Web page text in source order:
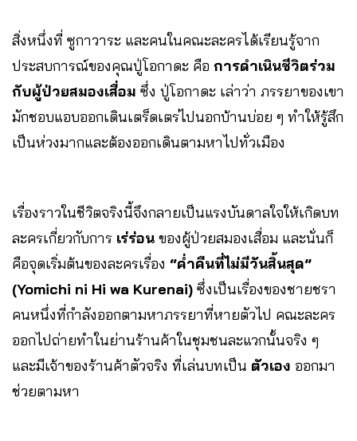
สิ่งหนึ่งที่ ซูกาวาระ และคนในคณะละครได้เรียนรู้จาก
ประสบการณ์ของคุณปู่โอกาดะ คือ การดำเนินชีวิตร่วม
กับผู้ป่วยสมองเสื่อม ซึ่ง ปู่โอกาดะ เล่าว่า ภรรยาของเขา
มักชอบแอบออกเดินเตร็ดเตร่ไปนอกบ้านบ่อย ๆ ทำให้รู้สึก
เป็นห่วงมากและต้องออกเดินตามหาไปทั่วเมือง
เรื่องราวในชีวิตจริงนี้จึงกลายเป็นแรงบันดาลใจให้เกิดบท
ละครเกี่ยวกับการ เร่ร่อน ของผู้ป่วยสมองเสื่อม และนั่นก็
คือจุดเริ่มต้นของละครเรื่อง “ค่ำคืนที่ไม่มีวันสิ้นสุด”
(Yomichi ni Hi wa Kurenai) ซึ่งเป็นเรื่องของชายชรา
คนหนึ่งที่กำลังออกตามหาภรรยาที่หายตัวไป คณะละคร
ออกไปถ่ายทำในย่านร้านค้าในชุมชนละแวกนั้นจริง ๆ
และมีเจ้าของร้านค้าตัวจริง ที่เล่นบทเป็น ตัวเอง ออกมา
ช่วยตามหา